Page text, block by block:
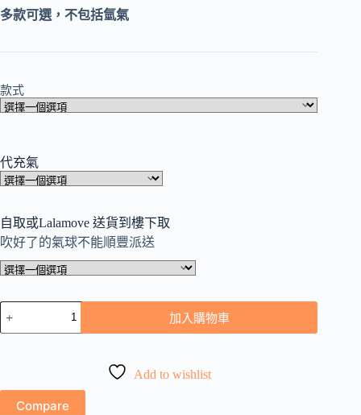
多款可選，不包括氫氣
款式
代充氣
自取或Lalamove 送貨到樓下取
吹好了的氣球不能順豐派送
圖
加入購物車
Add to wishlist
Compare